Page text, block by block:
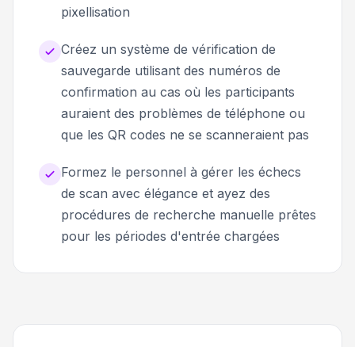
pixellisation
Créez un système de vérification de
sauvegarde utilisant des numéros de
confirmation au cas où les participants
auraient des problèmes de téléphone ou
que les QR codes ne se scanneraient pas
Formez le personnel à gérer les échecs
de scan avec élégance et ayez des
procédures de recherche manuelle prêtes
pour les périodes d'entrée chargées